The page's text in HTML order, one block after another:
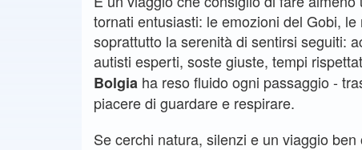
tornati entusiasti: le emozioni del Gobi,
soprattutto la serenità di sentirsi seguiti:
autisti esperti, soste giuste, tempi
Bolgia ha reso fluido ogni passaggio -
piacere di guardare e respirare.
Se cerchi natura, silenzi e un viaggio